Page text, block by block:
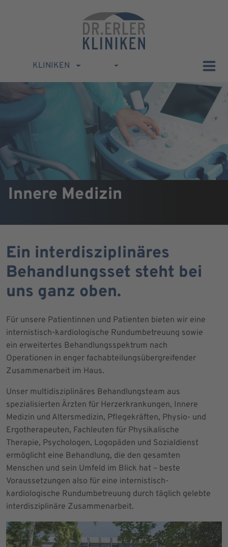
KLINIKEN
Innere Medizin
Ein interdisziplinäres
Behandlungsset steht bei
uns ganz oben.
Für unsere Patientinnen und Patienten bieten wir eine
internistisch-kardiologische Rundumbetreuung sowie
ein erweitertes Behandlungsspektrum nach
Operationen in enger fachabteilungsübergreifender
Zusammenarbeit im Haus.
Unser multidisziplinäres Behandlungsteam aus
spezialisierten Ärzten für Herzerkrankungen, Innere
Medizin und Altersmedizin, Pflegekräften, Physio- und
Ergotherapeuten, Fachleuten für Physikalische
Therapie, Psychologen, Logopäden und Sozialdienst
ermöglicht eine Behandlung, die den gesamten
Menschen und sein Umfeld im Blick hat – beste
Voraussetzungen also für eine internistisch-
kardiologische Rundumbetreuung durch täglich gelebte
interdisziplinäre Zusammenarbeit.